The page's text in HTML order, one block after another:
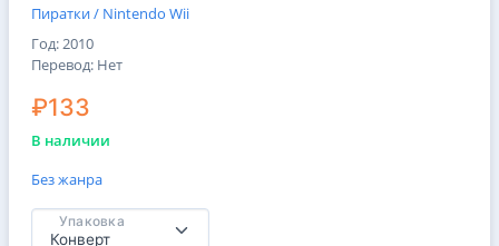
Пиратки / Nintendo Wii
Год: 2010
Перевод: Нeт
₽133
В наличии
Без жанра
Упаковка